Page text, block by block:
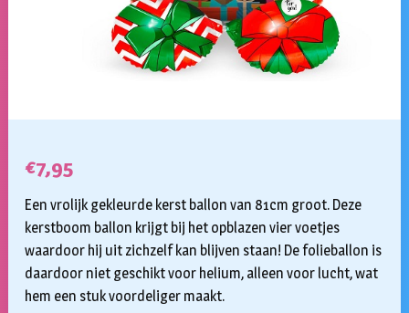
€7,95
Een vrolijk gekleurde kerst ballon van 81cm groot. Deze
kerstboom ballon krijgt bij het opblazen vier voetjes
waardoor hij uit zichzelf kan blijven staan! De folieballon is
daardoor niet geschikt voor helium, alleen voor lucht, wat
hem een stuk voordeliger maakt.